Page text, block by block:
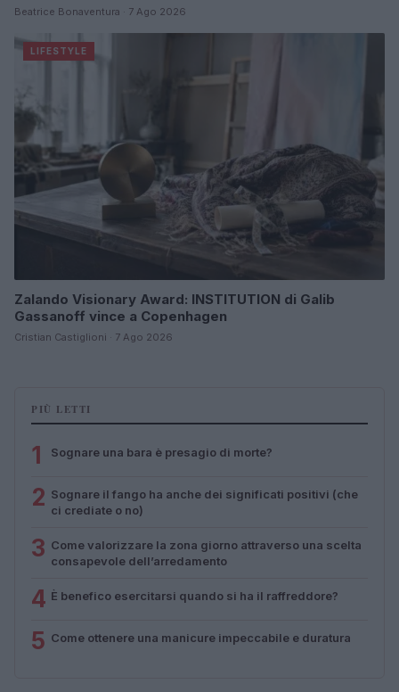
Beatrice Bonaventura · 7 Ago 2026
LIFESTYLE
Zalando Visionary Award: INSTITUTION di Galib
Gassanoff vince a Copenhagen
Cristian Castiglioni · 7 Ago 2026
PIÙ LETTI
1 Sognare una bara è presagio di morte?
2 Sognare il fango ha anche dei significati positivi (che
ci crediate o no)
3 Come valorizzare la zona giorno attraverso una scelta
consapevole dell’arredamento
4 È benefico esercitarsi quando si ha il raffreddore?
5 Come ottenere una manicure impeccabile e duratura